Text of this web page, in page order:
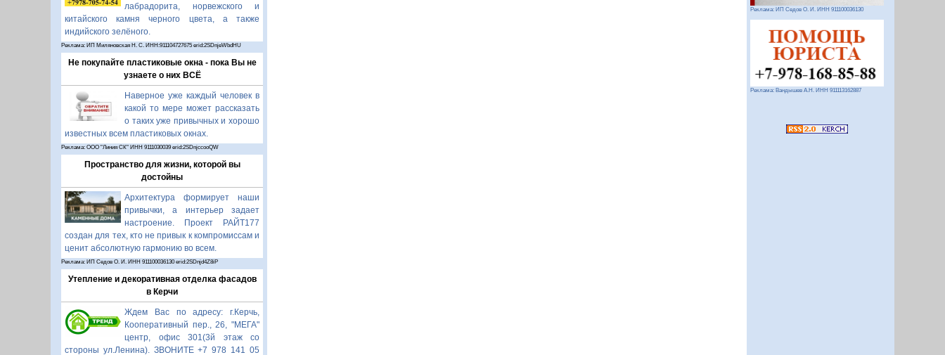
лабрадорита, норвежского и
китайского камня черного цвета, а также
индийского зелёного.
Реклама: ИП Миляновская Н. С. ИНН:911104727675 erid:2SDnjeWbdHU
Не покупайте пластиковые окна - пока Вы не
узнаете о них ВСЁ
Наверное уже каждый человек в
какой то мере может рассказать
о таких уже привычных и хорошо
известных всем пластиковых окнах.
Реклама: ООО "Линия СК" ИНН 9111030039 erid:2SDnjccooQW
Пространство для жизни, которой вы
достойны
Архитектура формирует наши
привычки, а интерьер задает
настроение. Проект РАЙТ177
создан для тех, кто не привык к компромиссам и
ценит абсолютную гармонию во всем.
Реклама: ИП Седов О. И. ИНН 911100036130 erid:2SDnjd4Z8iP
Утепление и декоративная отделка фасадов
в Керчи
Ждем Вас по адресу: г.Керчь,
Кооперативный пер., 26, "МЕГА"
центр, офис 301(3й этаж со
стороны ул.Ленина). ЗВОНИТЕ +7 978 141 05
Реклама: ИП Седов О. И. ИНН 911100036130
Реклама: Вандышев А.Н. ИНН 911113162887